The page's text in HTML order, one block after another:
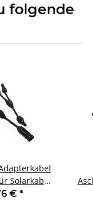
folgende
Solarkabel
2er-Set
€ *